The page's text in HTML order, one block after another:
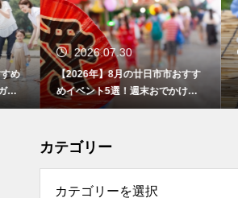
2026.07.30
【2026年】8月の廿日市市おすす
めイベント5選！週末おでかけガ
イド
【2026
イベン
ド
カテゴリー